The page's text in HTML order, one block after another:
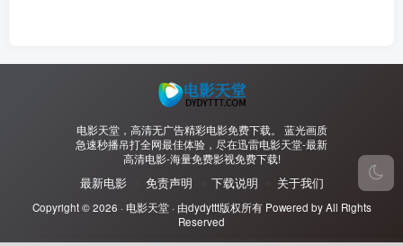
电影天堂，高清无广告精彩电影免费下载。 蓝光画质
急速秒播吊打全网最佳体验，尽在迅雷电影天堂-最新
高清电影-海量免费影视免费下载!
最新电影 免责声明 下载说明 关于我们
Copyright © 2026 · 电影天堂· 由dydyttt版权所有 Powered by All Rights
Reserved